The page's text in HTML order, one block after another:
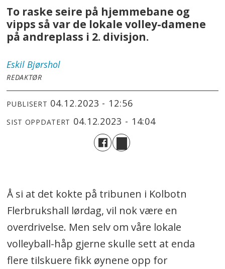
To raske seire på hjemmebane og
vipps så var de lokale volley-damene
på andreplass i 2. divisjon.
Eskil Bjørshol
REDAKTØR
PUBLISERT 04.12.2023 - 12:56
SIST OPPDATERT 04.12.2023 - 14:04
Å si at det kokte på tribunen i Kolbotn
Flerbrukshall lørdag, vil nok være en
overdrivelse. Men selv om våre lokale
volleyball-håp gjerne skulle sett at enda
flere tilskuere fikk øynene opp for